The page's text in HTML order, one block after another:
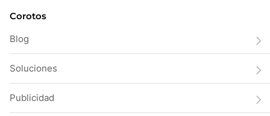
Corotos
Blog
Soluciones
Publicidad